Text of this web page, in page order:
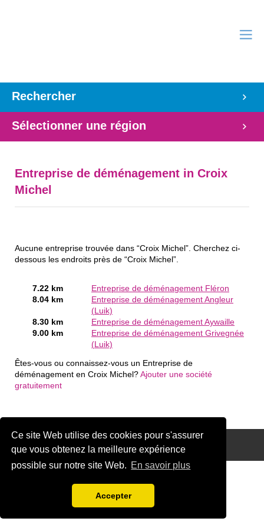
Ce site Web utilise des cookies pour s'assurer
que vous obtenez la meilleure expérience
possible sur notre site Web. En savoir plus
Accepter
Rechercher
Sélectionner une région
Entreprise de déménagement in Croix
Michel
Aucune entreprise trouvée dans “Croix Michel”. Cherchez ci-
dessous les endroits près de “Croix Michel”.
7.22 km
Entreprise de déménagement Fléron
8.04 km
Entreprise de déménagement Angleur
(Luik)
8.30 km
Entreprise de déménagement Aywaille
9.00 km
Entreprise de déménagement Grivegnée
(Luik)
Êtes-vous ou connaissez-vous un Entreprise de
déménagement en Croix Michel? Ajouter une société
gratuitement